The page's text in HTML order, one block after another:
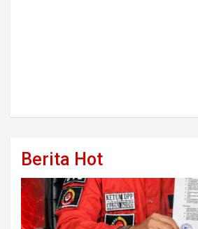
Berita Hot